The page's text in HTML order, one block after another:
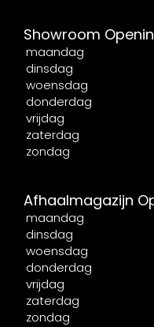
Showroom
maandag
dinsdag
woensdag
donderdag
vrijdag
zaterdag
zondag
Afhaalmagazijn
maandag
dinsdag
woensdag
donderdag
vrijdag
zaterdag
zondag